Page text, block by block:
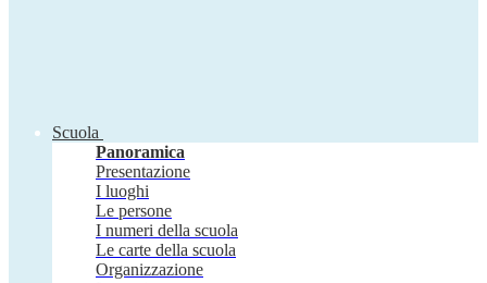
Scuola
Panoramica
Presentazione
I luoghi
Le persone
I numeri della scuola
Le carte della scuola
Organizzazione